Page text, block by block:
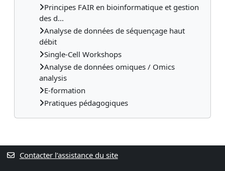
Principes FAIR en bioinformatique et gestion
des d...
Analyse de données de séquençage haut
débit
Single-Cell Workshops
Analyse de données omiques / Omics
analysis
E-formation
Pratiques pédagogiques
Contacter l’assistance du site